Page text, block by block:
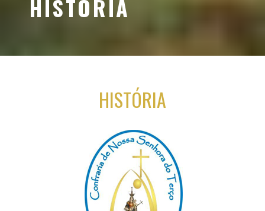
HISTÓRIA
HISTÓRIA